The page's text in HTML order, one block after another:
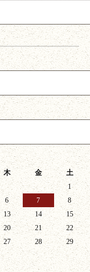
木 金 土
1
6 7
8
13 14
15
20 21
22
27 28
29